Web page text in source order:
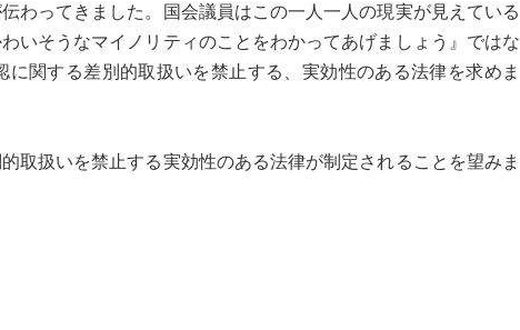
わってきました。国会議員はこの一人一人の現実が見えている
いそうなマイノリティのことをわかってあげましょう』ではな
関する差別的取扱いを禁止する、実効性のある法律を求めま
扱いを禁止する実効性のある法律が制定されることを望みま